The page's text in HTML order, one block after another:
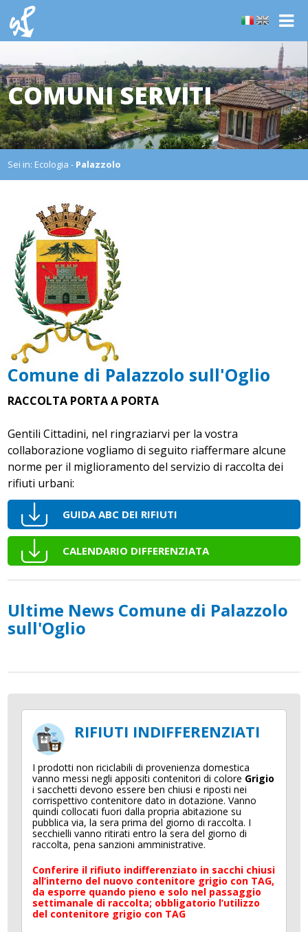
COMUNI SERVITI
Sei in: Ecologia - Palazzolo
Comune di Palazzolo sull'Oglio
RACCOLTA PORTA A PORTA
Gentili Cittadini, nel ringraziarvi per la vostra
collaborazione vogliamo di seguito riaffermare alcune
norme per il miglioramento del servizio di raccolta dei
rifiuti urbani:
GUIDA ABC DEI RIFIUTI
CALENDARIO DIFFERENZIATA
Ultime News Comune di Palazzolo
sull'Oglio
RIFIUTI INDIFFERENZIATI
I prodotti non riciclabili di provenienza domestica
vanno messi negli appositi contenitori di colore Grigio
i sacchetti devono essere ben chiusi e riposti nei
corrispettivo contenitore dato in dotazione. Vanno
quindi collocati fuori dalla propria abitazione su
pubblica via, la sera prima del giorno di raccolta. I
secchielli vanno ritirati entro la sera del giorno di
raccolta, pena sanzioni amministrative.
Conferire il rifiuto indifferenziato in sacchi chiusi
all’interno del nuovo contenitore grigio con TAG,
da esporre quando pieno e solo nel passaggio
settimanale di raccolta; obbligatorio l’utilizzo
del contenitore grigio con TAG